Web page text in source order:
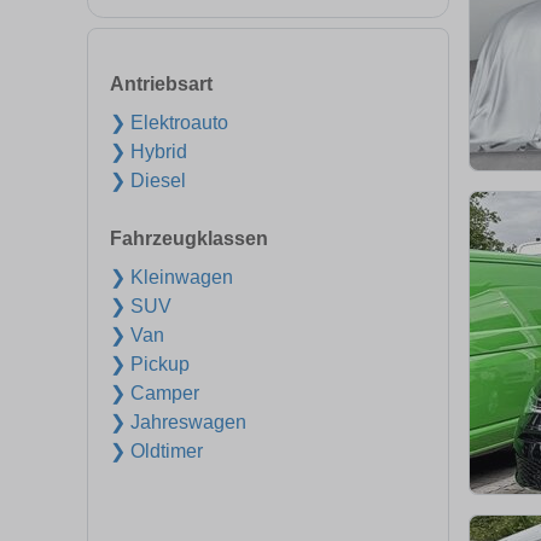
Antriebsart
❯ Elektroauto
❯ Hybrid
❯ Diesel
Fahrzeugklassen
❯ Kleinwagen
❯ SUV
❯ Van
❯ Pickup
❯ Camper
❯ Jahreswagen
❯ Oldtimer